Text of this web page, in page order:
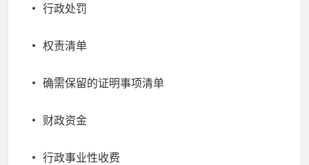
行政处罚
权责清单
确需保留的证明事项清单
财政资金
行政事业性收费